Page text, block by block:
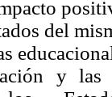
del
y las